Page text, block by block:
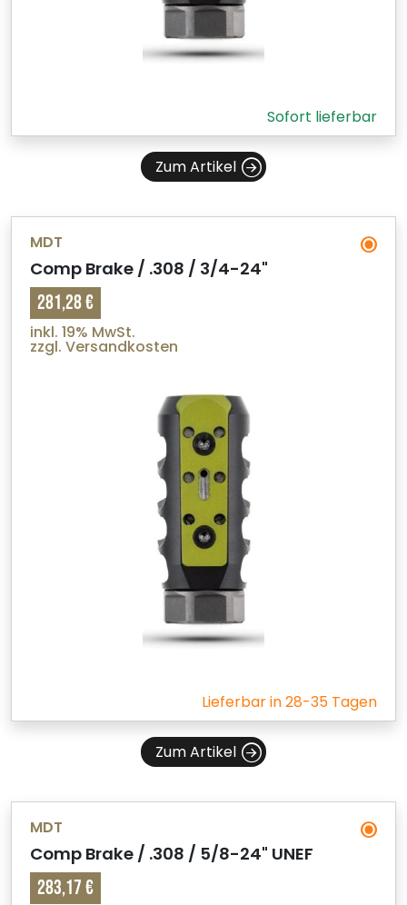
Sofort lieferbar
Zum Artikel
MDT
Comp Brake / .308 / 3/4-24"
281,28 €
inkl. 19% MwSt.
zzgl. Versandkosten
Lieferbar in 28-35 Tagen
Zum Artikel
MDT
Comp Brake / .308 / 5/8-24" UNEF
283,17 €